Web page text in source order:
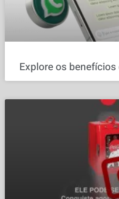
Explore os